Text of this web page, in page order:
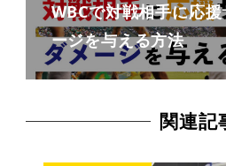
WBCで対戦相手に応
ージを与える方法
関連記